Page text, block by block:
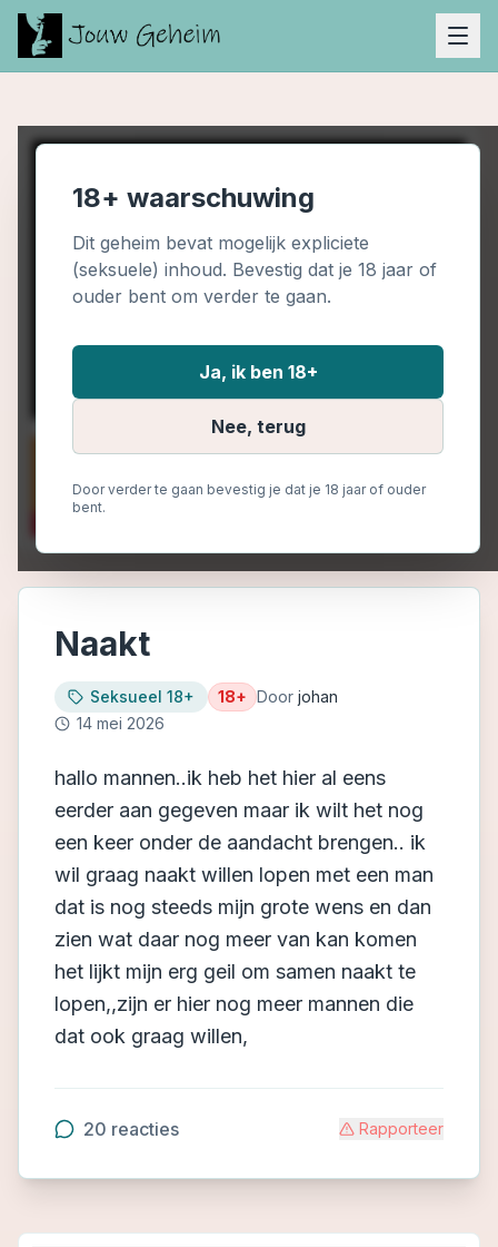
18+ waarschuwing
Dit geheim bevat mogelijk expliciete
(seksuele) inhoud. Bevestig dat je 18 jaar of
ouder bent om verder te gaan.
Ja, ik ben 18+
Nee, terug
Door verder te gaan bevestig je dat je 18 jaar of ouder
bent.
Naakt
Seksueel 18+ 18+ Door johan
14 mei 2026
hallo mannen..ik heb het hier al eens
eerder aan gegeven maar ik wilt het nog
een keer onder de aandacht brengen.. ik
wil graag naakt willen lopen met een man
dat is nog steeds mijn grote wens en dan
zien wat daar nog meer van kan komen
het lijkt mijn erg geil om samen naakt te
lopen,,zijn er hier nog meer mannen die
dat ook graag willen,
20 reacties Rapporteer